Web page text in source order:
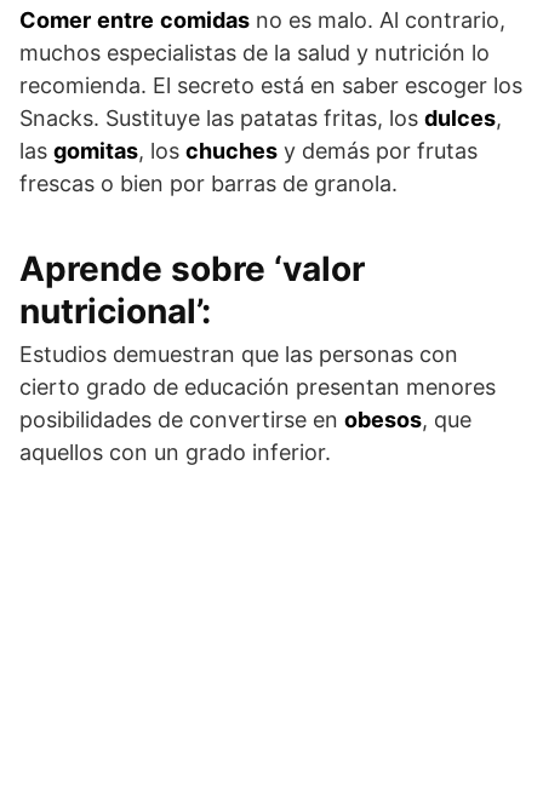
Comer entre comidas no es malo. Al contrario,
muchos especialistas de la salud y nutrición lo
recomienda. El secreto está en saber escoger los
Snacks. Sustituye las patatas fritas, los dulces,
las gomitas, los chuches y demás por frutas
frescas o bien por barras de granola.
Aprende sobre ‘valor
nutricional’:
Estudios demuestran que las personas con
cierto grado de educación presentan menores
posibilidades de convertirse en obesos, que
aquellos con un grado inferior.